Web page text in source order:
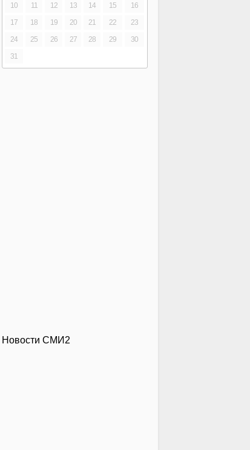
10
11 12 13 14 15
16
17
18 19 20 21 22
23
24
25 26 27 28 29
30
31
Новости СМИ2